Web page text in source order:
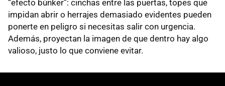
“efecto búnker”: cinchas entre las puertas, topes que
impidan abrir o herrajes demasiado evidentes pueden
ponerte en peligro si necesitas salir con urgencia.
Además, proyectan la imagen de que dentro hay algo
valioso, justo lo que conviene evitar.